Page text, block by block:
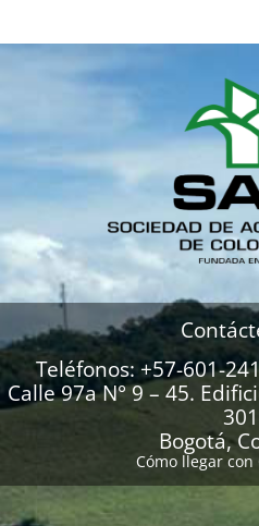
Teléfonos: +57-601-
Calle 97a N° 9 – 45.
Bogotá,
Cómo llegar con